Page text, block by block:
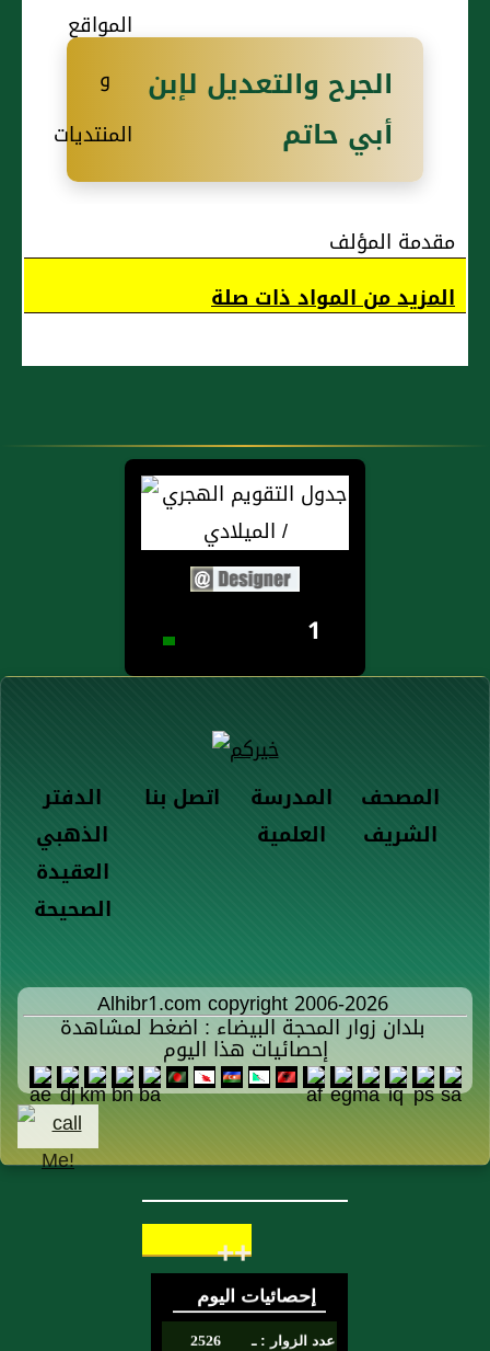
كنيته أَبو
معاوية
الجرح والتعديل لإبن
أبي حاتم
مقدمة المؤلف
المزيد من المواد ذات صلة
1
الدفتر
الذهبي
اتصل بنا
المدرسة
العلمية
المصحف
الشريف
العقيدة
الصحيحة
Alhibr1.com copyright 2006-2026
بلدان زوار المحجة البيضاء : اضغط لمشاهدة
إحصائيات هذا اليوم
++